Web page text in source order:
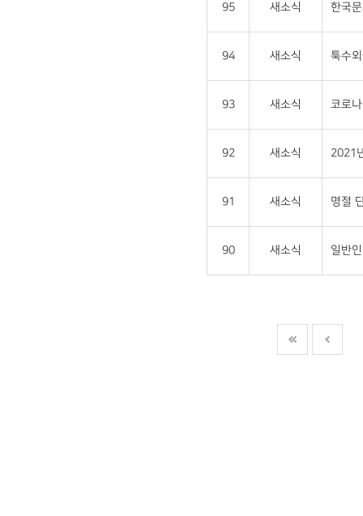
95 새소식 한국
94 새소식 툭수
93 새소식 코로
92 새소식 2021
91 새소식 명절
90 새소식 일반